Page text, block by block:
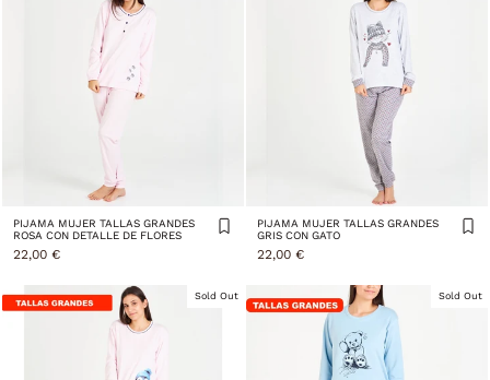
PIJAMA MUJER TALLAS GRANDES
ROSA CON DETALLE DE FLORES
22,00 €
PIJAMA MUJER TALLAS GRANDES
GRIS CON GATO
22,00 €
Sold Out Sold Out